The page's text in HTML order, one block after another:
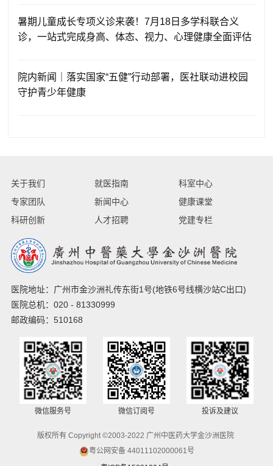
暑期儿童成长专项义诊来袭！7月18日多学科联合义
诊，一站式完成身高、体态、视力、心理健康全面评估
院内新闻｜落实国家“五健”行动部署，医社联动进校园
守护青少年健康
关于我们 就医指南
科室中心
专家团队
新闻中心
健康课堂
科研创新
人才招聘 党建专栏
医院地址：广州市金沙洲礼传东街1号(地铁6号线横沙站C出口)
医院总机：020 - 81330999
邮政编码：510168
微信服务号 微信订阅号 投诉及建议
版权所有 Copyright ©2003-2022 广州中医药大学金沙洲医院
粤公网安备 44011102000061号